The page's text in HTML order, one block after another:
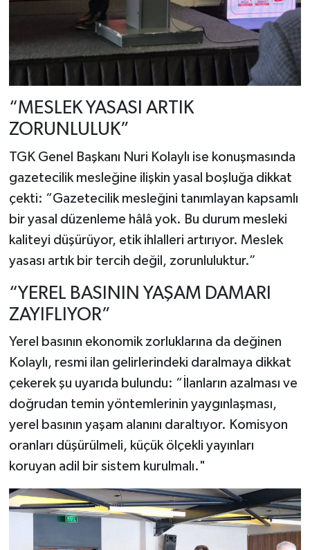
“MESLEK YASASI ARTIK
ZORUNLULUK”
TGK Genel Başkanı Nuri Kolaylı ise konuşmasında
gazetecilik mesleğine ilişkin yasal boşluğa dikkat
çekti: “Gazetecilik mesleğini tanımlayan kapsamlı
bir yasal düzenleme hâlâ yok. Bu durum mesleki
kaliteyi düşürüyor, etik ihlalleri artırıyor. Meslek
yasası artık bir tercih değil, zorunluluktur.”
“YEREL BASININ YAŞAM DAMARI
ZAYIFLIYOR”
Yerel basının ekonomik zorluklarına da değinen
Kolaylı, resmi ilan gelirlerindeki daralmaya dikkat
çekerek şu uyarıda bulundu: “İlanların azalması ve
doğrudan temin yöntemlerinin yaygınlaşması,
yerel basının yaşam alanını daraltıyor. Komisyon
oranları düşürülmeli, küçük ölçekli yayınları
koruyan adil bir sistem kurulmalı."